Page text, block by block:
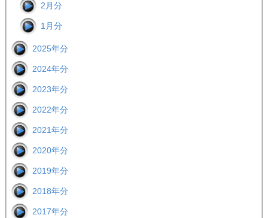
2月分
1月分
2025年分
2024年分
2023年分
2022年分
2021年分
2020年分
2019年分
2018年分
2017年分